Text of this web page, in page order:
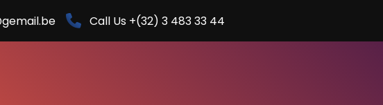
Call Us +(32) 3 483 33 44